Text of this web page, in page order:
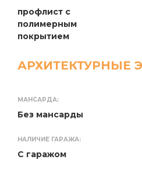
профлист с
полимерным
покрытием
АРХИТЕКТУРНЫЕ
МАНСАРДА:
Без мансарды
НАЛИЧИЕ ГАРАЖА:
С гаражом